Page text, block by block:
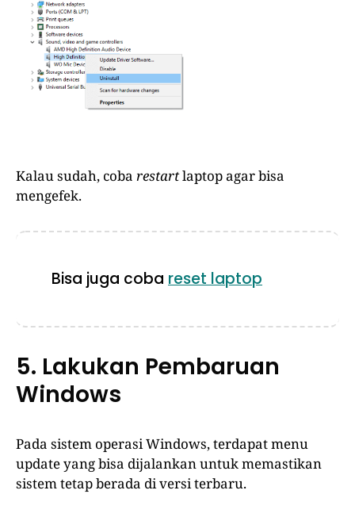
Kalau sudah, coba restartlaptop agar bisa
mengefek.
Bisa juga coba reset laptop
5. Lakukan Pembaruan
Windows
Pada sistem operasi Windows, terdapat menu
update yang bisa dijalankan untuk memastikan
sistem tetap berada di versi terbaru.